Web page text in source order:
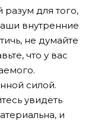
для того,
внутренние
не думайте
что у вас
силой.
увидеть
и